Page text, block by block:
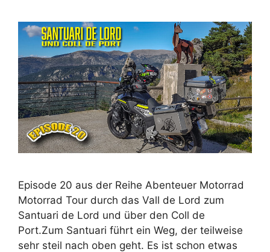
Episode 20 aus der Reihe Abenteuer Motorrad
Motorrad Tour durch das Vall de Lord zum
Santuari de Lord und über den Coll de
Port.Zum Santuari führt ein Weg, der teilweise
sehr steil nach oben geht. Es ist schon etwas